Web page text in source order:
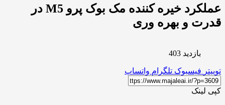
عملکرد خیره کننده مک بوک پرو M5 در
و بهره وری
بازدید 403
فیسبوک تلگرام واتساپ